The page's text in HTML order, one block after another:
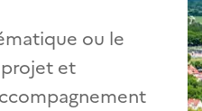
ou le
et